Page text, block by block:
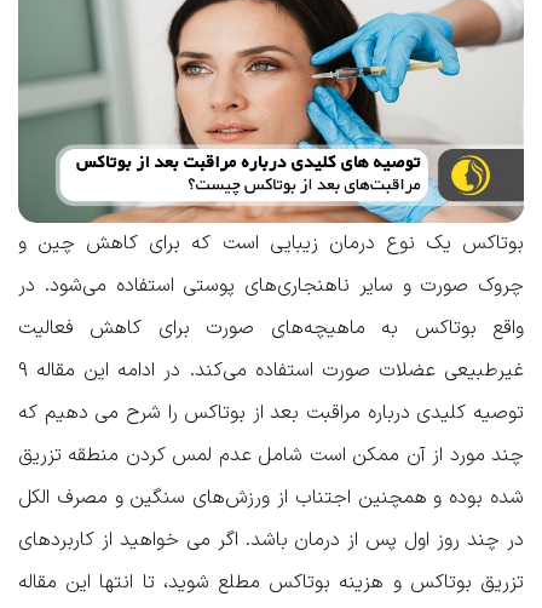
بوتاکس یک نوع درمان زیبایی است که برای کاهش چین و
چروک صورت و سایر ناهنجاری‌های پوستی استفاده می‌شود. در
واقع بوتاکس به ماهیچه‌های صورت برای کاهش فعالیت
غیرطبیعی عضلات صورت استفاده می‌کند. در ادامه این مقاله 9
توصیه کلیدی درباره مراقبت بعد از بوتاکس را شرح می دهیم که
چند مورد از آن ممکن است شامل عدم لمس کردن منطقه تزریق
شده بوده و همچنین اجتناب از ورزش‌های سنگین و مصرف الکل
در چند روز اول پس از درمان باشد. اگر می خواهید از کاربردهای
تزریق بوتاکس و هزینه بوتاکس مطلع شوید، تا انتها این مقاله